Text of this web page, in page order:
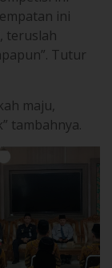
teruslah
Tutur
maju,
Kepala Kesra